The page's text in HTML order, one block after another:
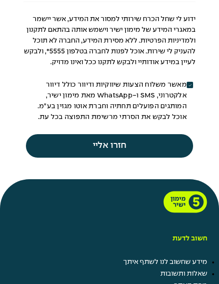
ידוע לי שחל הכרח שירותי למסור את המידע, אשר יישמר
במאגרי המידע של מימון ישיר וישמש אותה בהתאם לתקנון
ולמדיניות הפרטיות. ללא מסירת המידע, החברה לא תוכל
להעניק לי שירות. אוכל לפנות לחברה בטלפון 5555*, ולבקש
לעיין במידע אודותיי ולבקש לתקנו ככל ואינו מדויק.
מאשר משלוח הצעות שיווקיות ודיוור כולל דיוור
אלקטרוני, SMS ו-WhatsApp מאת מימון ישיר,
המותגים הפועלים תחתיה וחברת אוטו מגזין בע"מ.
אוכל לבקש את הסרתי מרשימת התפוצה בכל עת.
חזרו אליי
חשוב לדעת
מידע שחשוב לנו לשתף איתך
שאלות ותשובות